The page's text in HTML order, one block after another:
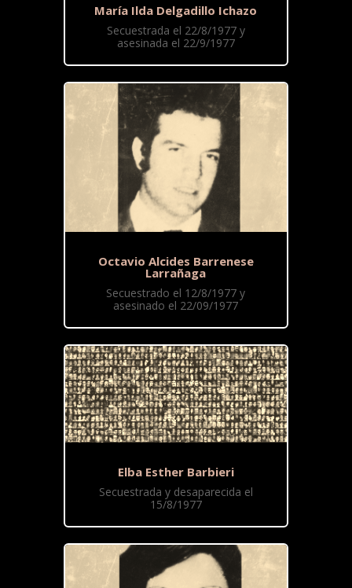
María Ilda Delgadillo Ichazo
Secuestrada el 22/8/1977 y
asesinada el 22/9/1977
Octavio Alcides Barrenese
Larrañaga
Secuestrado el 12/8/1977 y
asesinado el 22/09/1977
Elba Esther Barbieri
Secuestrada y desaparecida el
15/8/1977